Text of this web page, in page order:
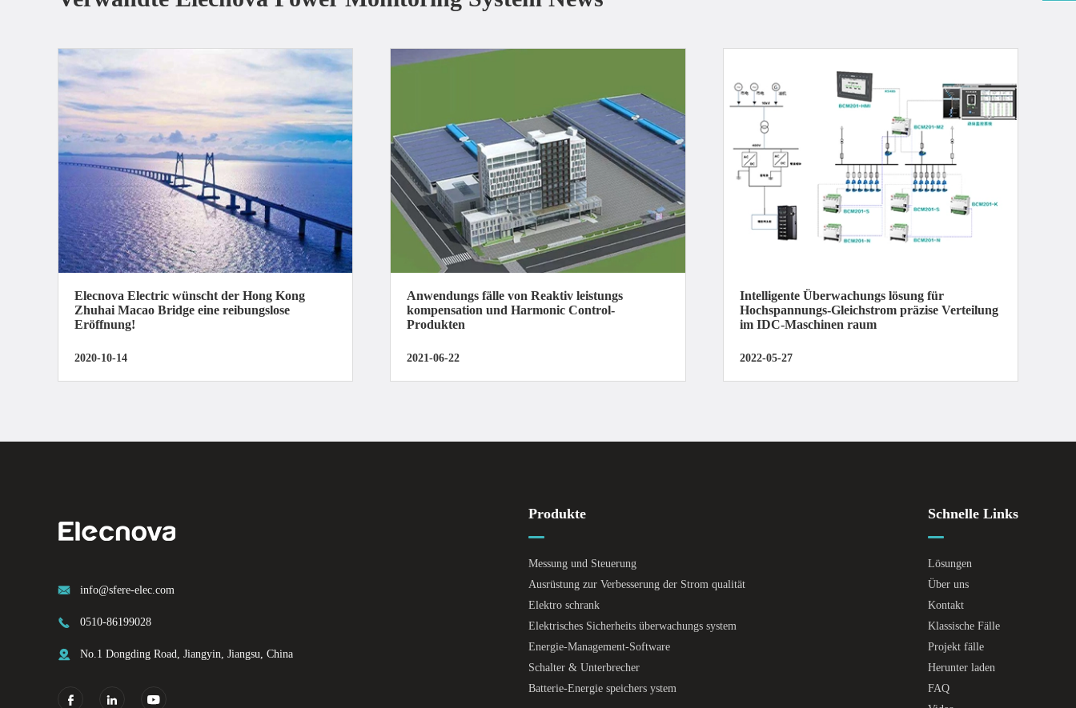
Elecnova Electric wünscht der Hong Kong
Zhuhai Macao Bridge eine reibungslose
Eröffnung!
2020-10-14
Anwendungs fälle von Reaktiv leistungs
kompensation und Harmonic Control-
Produkten
2021-06-22
Intelligente Überwachungs lösung für
Hochspannungs-Gleichstrom präzise Verteilung
im IDC-Maschinen raum
2022-05-27
 info@sfere-elec.com
 0510-86199028
 No.1 Dongding Road, Jiangyin, Jiangsu, China
  
Produkte
Messung und Steuerung
Ausrüstung zur Verbesserung der Strom qualität
Elektro schrank
Elektrisches Sicherheits überwachungs system
Energie-Management-Software
Schalter & Unterbrecher
Batterie-Energie speichers ystem
Schnelle Links
Lösungen
Über uns
Kontakt
Klassische Fälle
Projekt fälle
Herunter laden
FAQ